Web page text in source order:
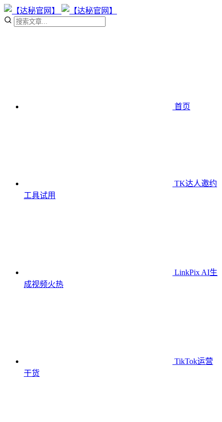
首页
TK达人邀约
工具试用
LinkPix AI生
成视频火热
TikTok运营
干货